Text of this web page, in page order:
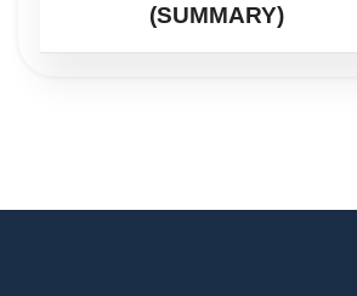
(SUMMARY)